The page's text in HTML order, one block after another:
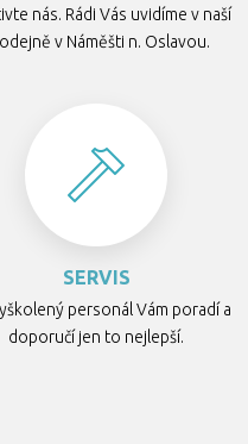
nás. Rádi Vás uvidíme v naší
v Náměšti n. Oslavou.
SERVIS
personál Vám poradí a
doporučí jen to nejlepší.